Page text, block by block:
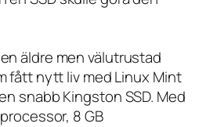
en äldre men välutrustad
fått nytt liv med Linux Mint
snabb Kingston SSD. Med
8 GB